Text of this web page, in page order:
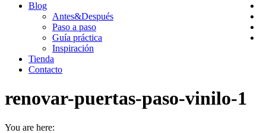
Blog
Antes&Después
Paso a paso
Guía práctica
Inspiración
Tienda
Contacto
renovar-puertas-paso-vinilo-1
You are here: